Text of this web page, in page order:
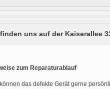
uns auf der Kaiserallee
zum Reparaturablauf
das defekte Gerät gerne